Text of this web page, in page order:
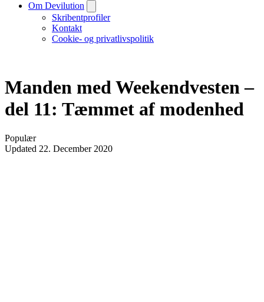
Om Devilution
Skribentprofiler
Kontakt
Cookie- og privatlivspolitik
Manden med Weekendvesten –
del 11: Tæmmet af modenhed
Populær
Updated 22. December 2020